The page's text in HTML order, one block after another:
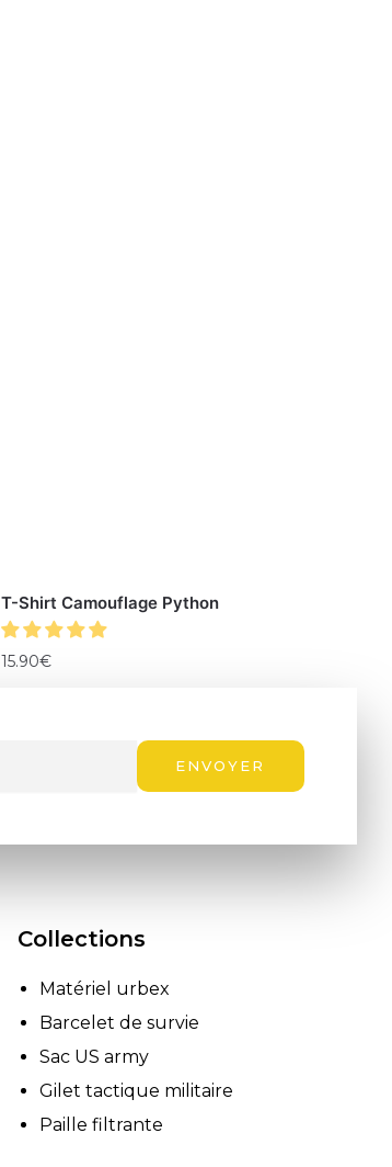
T-Shirt Camouflage Python
15.90€
ENVOYER
Collections
Matériel urbex
Barcelet de survie
Sac US army
Gilet tactique militaire
Paille filtrante